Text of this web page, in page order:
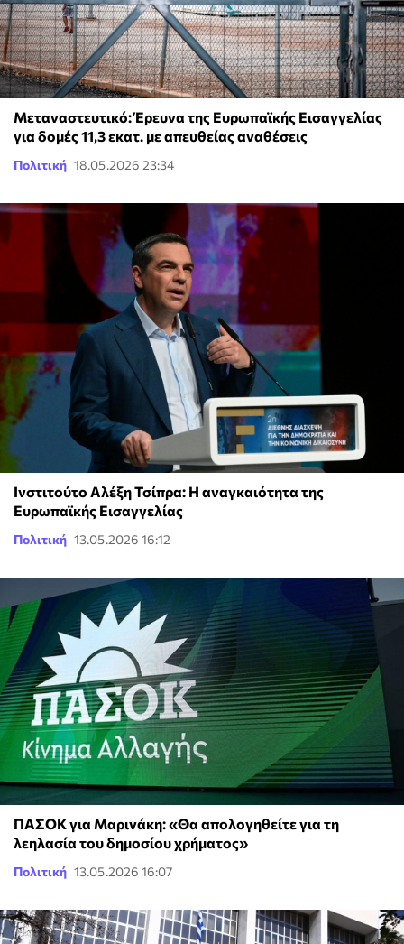
Μεταναστευτικό: Έρευνα της Ευρωπαϊκής Εισαγγελίας
για δομές 11,3 εκατ. με απευθείας αναθέσεις
Πολιτική 18.05.2026 23:34
Ινστιτούτο Αλέξη Τσίπρα: Η αναγκαιότητα της
Ευρωπαϊκής Εισαγγελίας
Πολιτική 13.05.2026 16:12
ΠΑΣΟΚ για Μαρινάκη: «Θα απολογηθείτε για τη
λεηλασία του δημοσίου χρήματος»
Πολιτική 13.05.2026 16:07